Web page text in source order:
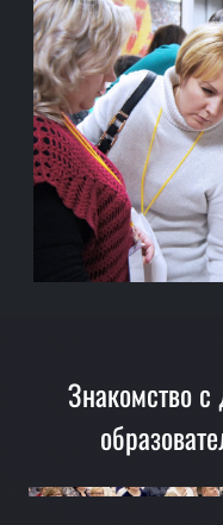
Знакомство